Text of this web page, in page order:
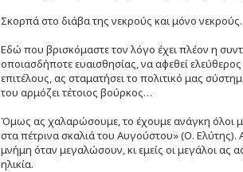
Σκορπά στο διάβα της νεκρούς και μόνο
Εδώ που βρισκόμαστε τον λόγο έχει πλέον η
οποιασδήποτε ευαισθησίας, να αφεθεί
επιτέλους, ας σταματήσει το πολιτικό μας
του αρμόζει τέτοιος βούρκος…
Όμως ας χαλαρώσουμε, το έχουμε ανάγκη όλοι
στα πέτρινα σκαλιά του Αυγούστου» (Ο.
μνήμη όταν μεγαλώσουν, κι εμείς οι μεγάλοι
ηλικία.